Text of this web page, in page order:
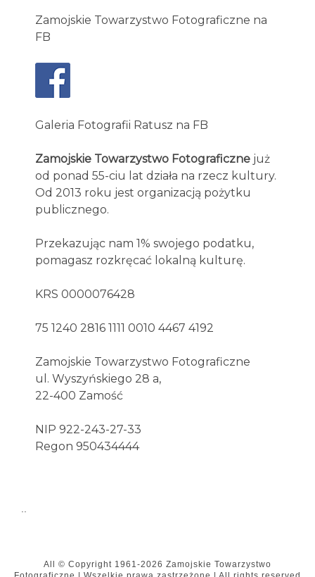
Zamojskie Towarzystwo Fotograficzne na
FB
Galeria Fotografii Ratusz na FB
Zamojskie Towarzystwo Fotograficzne już
od ponad 55-ciu lat działa na rzecz kultury.
Od 2013 roku jest organizacją pożytku
publicznego.
Przekazując nam 1% swojego podatku,
pomagasz rozkręcać lokalną kulturę.
KRS 0000076428
75 1240 2816 1111 0010 4467 4192
Zamojskie Towarzystwo Fotograficzne
ul. Wyszyńskiego 28 a,
22-400 Zamość
NIP 922-243-27-33
Regon 950434444
All © Copyright 1961-2026 Zamojskie Towarzystwo